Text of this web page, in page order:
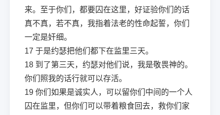
来。至于你们，都要囚在这里，好证验你们的话
真不真，若不真，我指着法老的性命起誓，你们
一定是奸细。
17 于是约瑟把他们都下在监里三天。
18 到了第三天，约瑟对他们说，我是敬畏神的。
你们照我的话行就可以存活。
19 你们如果是诚实人，可以留你们中间的一个人
囚在监里，但你们可以带着粮食回去，救你们家